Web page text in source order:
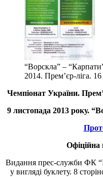
“Ворскла” –
2014. Прем’єр-ліга.
Чемпіонат України.
9 листопада 2013 року. “
Офіційна
Видання прес-служби ФК
у вигляді буклету. 8